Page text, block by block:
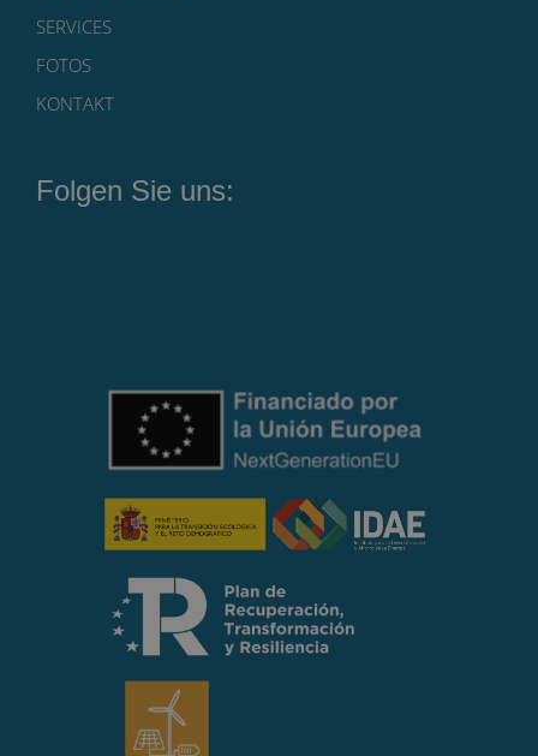
SERVICES
FOTOS
KONTAKT
Folgen Sie uns: